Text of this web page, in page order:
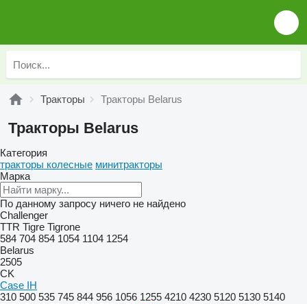
Тракторы Тракторы Belarus
Тракторы Belarus
Категория
тракторы колесные минитракторы
Марка
По данному запросу ничего не найдено
Challenger
TTR Tigre Tigrone
584 704 854 1054 1104 1254
Belarus
2505
CK
Case IH
310 500 535 745 844 956 1056 1255 4210 4230 5120 5130 5140